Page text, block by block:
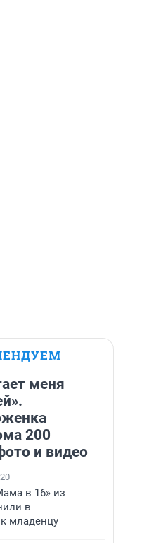
меня
200
и видео
20
в 16» из
в
младенцу